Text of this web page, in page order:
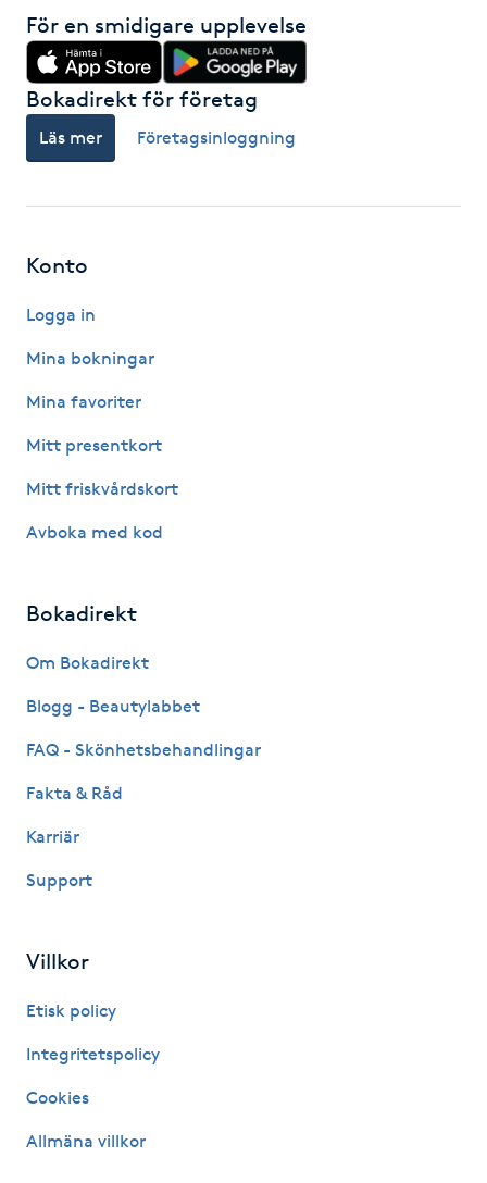
Hyaluronsyra
Hyperhidros
Hypnos
Hårvård
Hälsprickor
Idrottsmassage
IPL
IR-massage
Japansk massage
K18
Kemisk peeling
Keratinbehandling
För en smidigare upplevelse
Bokadirekt för företag
Läs mer Företagsinloggning
Konto
Logga in
Mina bokningar
Mina favoriter
Mitt presentkort
Mitt friskvårdskort
Avboka med kod
Bokadirekt
Om Bokadirekt
Blogg - Beautylabbet
FAQ - Skönhetsbehandlingar
Fakta & Råd
Karriär
Support
Villkor
Etisk policy
Integritetspolicy
Cookies
Allmäna villkor